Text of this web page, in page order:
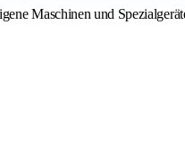
Maschinen und